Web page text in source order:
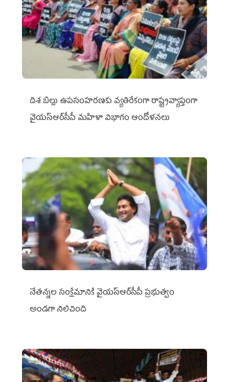
దిశ బిల్లు ఉపసంహరణకు వ్యతిరేకంగా రాష్ట్రవ్యాప్తంగా
వైయ‌స్ఆర్‌సీపీ మహిళా విభాగం ఆందోళనలు
నేతన్నల సంక్షేమానికి వైయ‌స్ఆర్‌సీపీ ప్రభుత్వం
అండగా నిలిచింది